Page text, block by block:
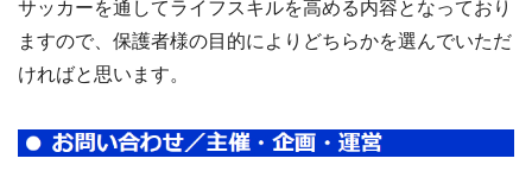
サッカーを通してライフスキルを高める内容となっており
ますので、保護者様の目的によりどちらかを選んでいただ
ければと思います。